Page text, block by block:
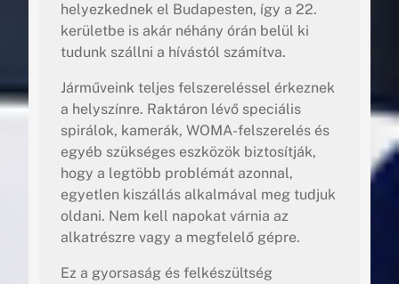
helyezkednek el Budapesten, így a 22.
kerületbe is akár néhány órán belül ki
tudunk szállni a hívástól számítva.
Járműveink teljes felszereléssel érkeznek
a helyszínre. Raktáron lévő speciális
spirálok, kamerák, WOMA-felszerelés és
egyéb szükséges eszközök biztosítják,
hogy a legtöbb problémát azonnal,
egyetlen kiszállás alkalmával meg tudjuk
oldani. Nem kell napokat várnia az
alkatrészre vagy a megfelelő gépre.
Ez a gyorsaság és felkészültség